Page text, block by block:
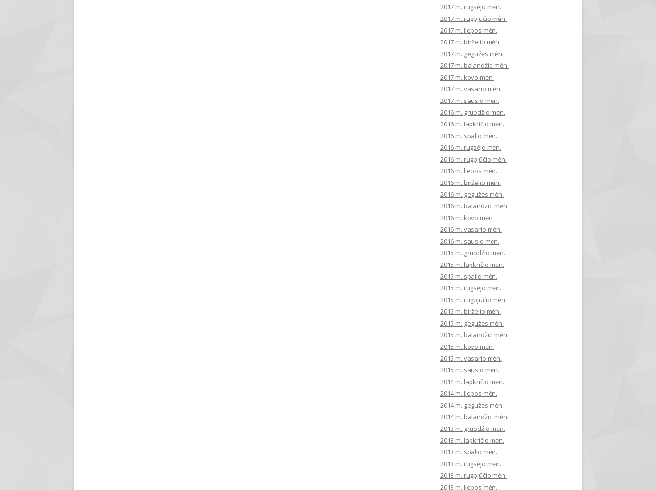
2017 m. rugsėjo mėn.
2017 m. rugpjūčio mėn.
2017 m. liepos mėn.
2017 m. birželio mėn.
2017 m. gegužės mėn.
2017 m. balandžio mėn.
2017 m. kovo mėn.
2017 m. vasario mėn.
2017 m. sausio mėn.
2016 m. gruodžio mėn.
2016 m. lapkričio mėn.
2016 m. spalio mėn.
2016 m. rugsėjo mėn.
2016 m. rugpjūčio mėn.
2016 m. liepos mėn.
2016 m. birželio mėn.
2016 m. gegužės mėn.
2016 m. balandžio mėn.
2016 m. kovo mėn.
2016 m. vasario mėn.
2016 m. sausio mėn.
2015 m. gruodžio mėn.
2015 m. lapkričio mėn.
2015 m. spalio mėn.
2015 m. rugsėjo mėn.
2015 m. rugpjūčio mėn.
2015 m. birželio mėn.
2015 m. gegužės mėn.
2015 m. balandžio mėn.
2015 m. kovo mėn.
2015 m. vasario mėn.
2015 m. sausio mėn.
2014 m. lapkričio mėn.
2014 m. liepos mėn.
2014 m. gegužės mėn.
2014 m. balandžio mėn.
2013 m. gruodžio mėn.
2013 m. lapkričio mėn.
2013 m. spalio mėn.
2013 m. rugsėjo mėn.
2013 m. rugpjūčio mėn.
2013 m. liepos mėn.